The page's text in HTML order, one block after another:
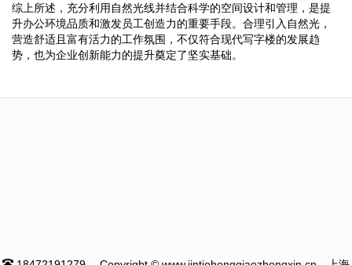
综上所述，充分利用自然光线并结合科学的空间设计和管理，是提
升办公环境品质和激发员工创造力的重要手段。合理引入自然光，
营造舒适且富有活力的工作氛围，不仅符合现代写字楼的发展趋
势，也为企业创新能力的提升奠定了坚实基础。